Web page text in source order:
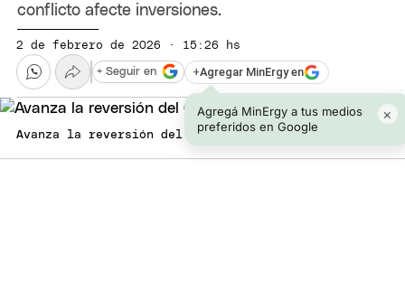
conflicto afecte inversiones.
2 de febrero de 2026 · 15:26 hs
+Agregar MinErgy en
Agregá MinErgy a tus medios
preferidos en Google
×
+ Seguir en
Avanza la reversión del Gasoducto Norte Foto: NA